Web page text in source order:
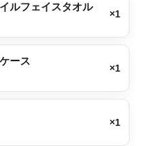
ルフェイスタオル
×1
ース
×1
×1